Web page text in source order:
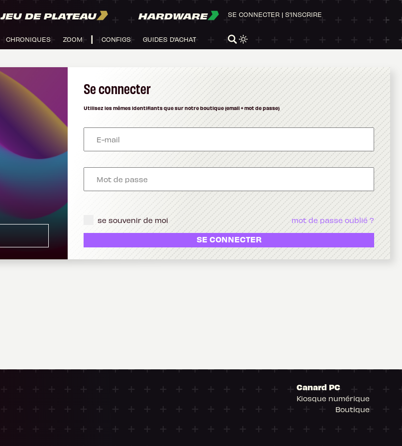
JEU DE PLATEAU HARDWARE
CHRONIQUES ZOOM CONFIGS GUIDES D'ACHAT
SE CONNECTER | S'INSCRIRE
Se connecter
Utilisez les mêmes identifiants que sur notre boutique (email + mot de passe)
se souvenir de moi mot de passe oublié ?
SE CONNECTER
Canard PC
Kiosque numérique
Boutique